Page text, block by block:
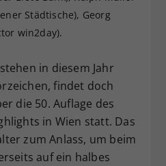
Städtische), Georg
win2day).
in diesem Jahr
findet doch
die 50. Auflage des
in Wien statt. Das
zum Anlass, um beim
auf ein halbes
speichert Ihre Consent-
Unter anderem eine
Speicherung Ihrer
Einstellungen, falls der
Betreiber dies eingestellt